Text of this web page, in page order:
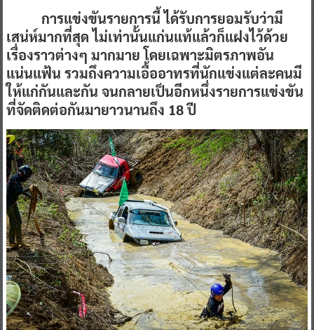
การแข่งขันรายการนี้ ได้รับการยอมรับว่ามี
เสน่ห์มากที่สุด ไม่เท่านั้นแก่นแท้แล้วก็แฝงไว้ด้วย
เรื่องราวต่างๆ มากมาย โดยเฉพาะมิตรภาพอัน
แน่นแฟ้น รวมถึงความเอื้ออาทรที่นักแข่งแต่ละคนมี
ให้แก่กันและกัน จนกลายเป็นอีกหนึ่งรายการแข่งขัน
ที่จัดติดต่อกันมายาวนานถึง 18 ปี